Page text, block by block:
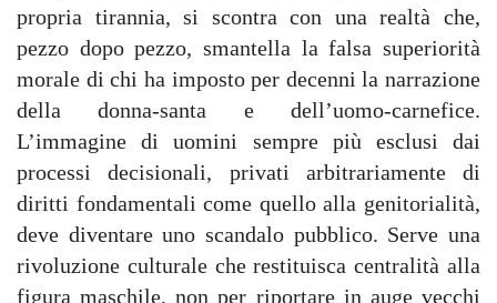
propria tirannia, si scontra con una realtà che,
pezzo dopo pezzo, smantella la falsa superiorità
morale di chi ha imposto per decenni la narrazione
della donna-santa e dell’uomo-carnefice.
L’immagine di uomini sempre più esclusi dai
processi decisionali, privati arbitrariamente di
diritti fondamentali come quello alla genitorialità,
deve diventare uno scandalo pubblico. Serve una
rivoluzione culturale che restituisca centralità alla
figura maschile, non per riportare in auge vecchi